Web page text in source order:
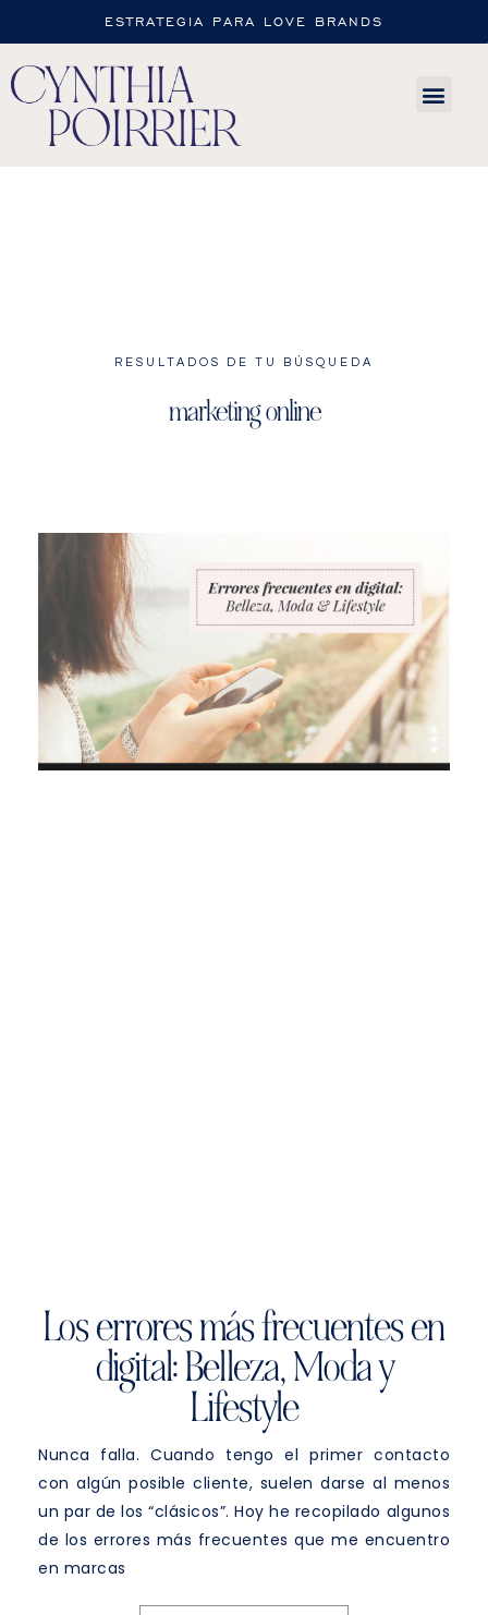
ESTRATEGIA PARA LOVE BRANDS
RESULTADOS DE TU BÚSQUEDA
marketing online
Los errores más frecuentes en
digital: Belleza, Moda y
Lifestyle
Nunca falla. Cuando tengo el primer contacto
con algún posible cliente, suelen darse al menos
un par de los “clásicos”. Hoy he recopilado algunos
de los errores más frecuentes que me encuentro
en marcas